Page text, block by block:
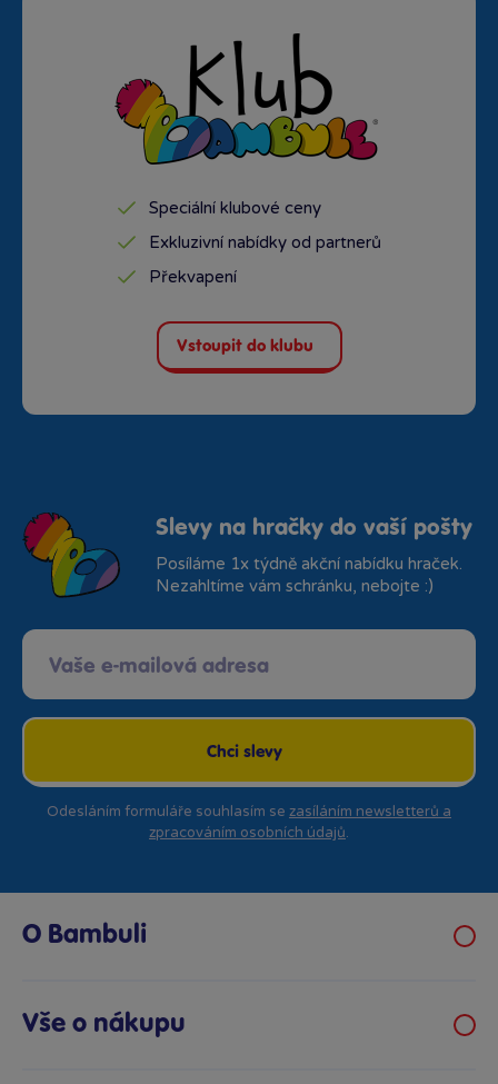
Speciální klubové ceny
Exkluzivní nabídky od partnerů
Překvapení
Vstoupit do klubu
Slevy na hračky do vaší pošty
Posíláme 1x týdně akční nabídku hraček.
Nezahltíme vám schránku, nebojte :)
Chci slevy
Odesláním formuláře souhlasím se zasíláním newsletterů a
zpracováním osobních údajů.
O Bambuli
Prodejny Bambule
Vše o nákupu